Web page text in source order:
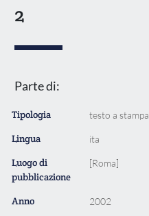
2
Parte di:
Tipologia testo a stampa
Lingua ita
Luogo di
pubblicazione
[Roma]
Anno 2002